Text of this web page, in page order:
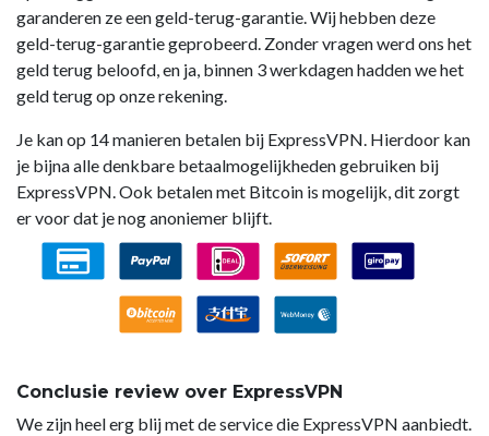
garanderen ze een geld-terug-garantie. Wij hebben deze
geld-terug-garantie geprobeerd. Zonder vragen werd ons het
geld terug beloofd, en ja, binnen 3 werkdagen hadden we het
geld terug op onze rekening.
Je kan op 14 manieren betalen bij ExpressVPN. Hierdoor kan
je bijna alle denkbare betaalmogelijkheden gebruiken bij
ExpressVPN. Ook betalen met Bitcoin is mogelijk, dit zorgt
er voor dat je nog anoniemer blijft.
Conclusie review over ExpressVPN
We zijn heel erg blij met de service die ExpressVPN aanbiedt.